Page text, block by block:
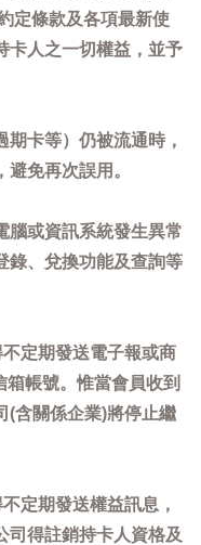
定條款及各項最新使
卡人之一切權益，並予
卡等）仍被流通時，
免再次誤用。
腦或資訊系統發生異常
錄、兌換功能及查詢等
定期發送電子報或商
帳號。惟當會員收到
(含關係企業)將停止繼
定期發送權益訊息，
司得註銷持卡人資格及